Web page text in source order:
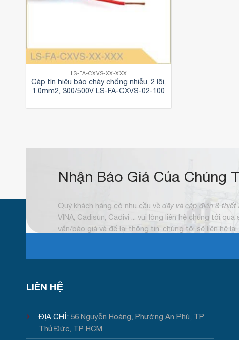
LS-FA-CXVS-XX-XXX
Cáp tín hiệu báo cháy chống nhiễu, 2 lõi,
1.0mm2, 300/500V LS-FA-CXVS-02-100
Nhận Báo Giá Của Chúng
Quý khách hàng có nhu cầu vềdây và cáp điện & thiết
VINA, Cadisun, Cadivi ... vui lòng liên hệ chúng tôi
vấn/báo giá và để lại thông tin, chúng tôi sẽ liên hệ
LIÊN HỆ
ĐỊA CHỈ: 56 Nguyễn Hoàng, Phường An Phú, TP
Thủ Đức, TP HCM